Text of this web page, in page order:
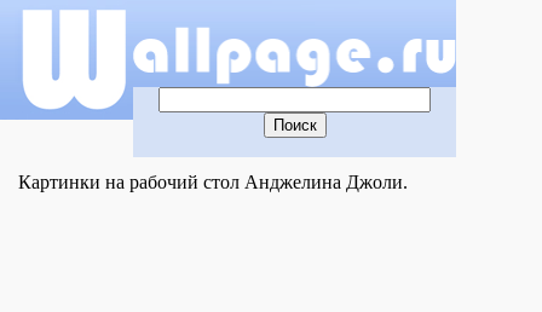
Картинки на рабочий стол Анджелина Джоли.